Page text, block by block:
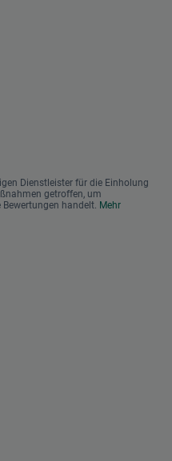
Dienstleister für die Einholung
getroffen, um
handelt. Mehr